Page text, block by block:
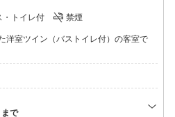
楽しみ、自然の美しさを満喫して
ださい。
所要時間目安です。
選
門動物園
鑑賞も楽しめます（三大樹氷の１つ
・トイレ付 禁煙
洋室ツイン（バストイレ付）の客室で